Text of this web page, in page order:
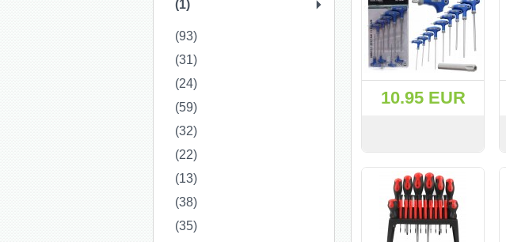
(1)
(93)
(31)
(24)
(59)
(32)
(22)
(13)
(38)
(35)
10.95 EUR
СМОТРЕТЬKУПИТЬ